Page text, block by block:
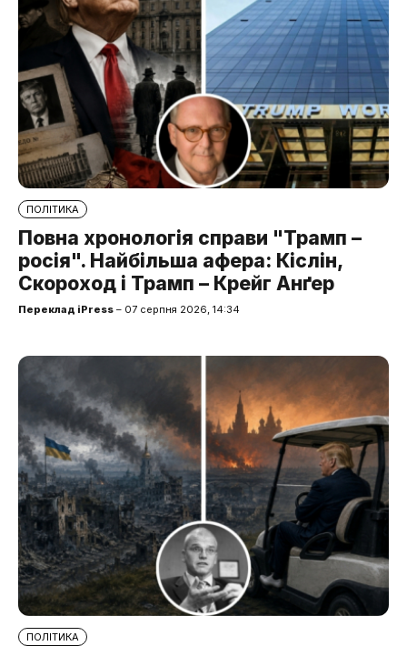
ПОЛІТИКА
Повна хронологія справи "Трамп –
росія". Найбільша афера: Кіслін,
Скороход і Трамп – Крейг Анґер
Переклад iPress – 07 серпня 2026, 14:34
ПОЛІТИКА